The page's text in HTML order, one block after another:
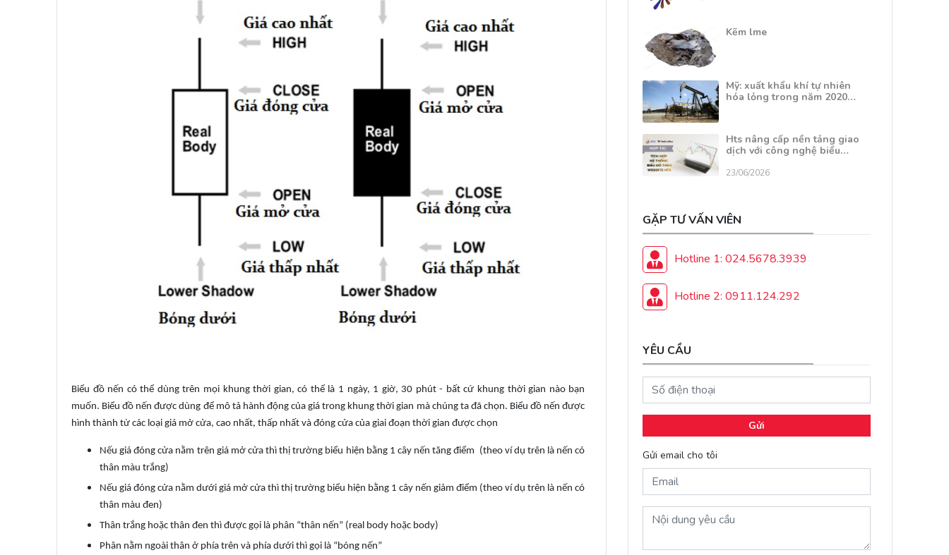
Biểu đồ nến có thể dùng trên mọi khung thời gian, có thể là 1 ngày, 1 giờ, 30 phút - bất cứ khung thời gian nào bạn
muốn. Biểu đồ nến được dùng để mô tả hành động của giá trong khung thời gian mà chúng ta đã chọn. Biểu đồ nến được
hình thành từ các loại giá mở cửa, cao nhất, thấp nhất và đóng cửa của giai đoạn thời gian được chọn
Nếu giá đóng cửa nằm trên giá mở cửa thì thị trường biểu hiện bằng 1 cây nến tăng điểm (theo ví dụ trên là nến có
thân màu trắng)
Nếu giá đóng cửa nằm dưới giá mở cửa thì thị trường biểu hiện bằng 1 cây nến giảm điểm (theo ví dụ trên là nến có
thân màu đen)
Thân trắng hoặc thân đen thì được gọi là phân “thân nến” (real body hoặc body)
Phân nằm ngoài thân ở phía trên và phía dưới thì gọi là “bóng nến”
Kẽm lme
Mỹ: xuất khẩu khí tự nhiên
hóa lỏng trong năm 2020…
Hts nâng cấp nền tảng giao
dịch với công nghệ biểu…
23/06/2026
GẶP TƯ VẤN VIÊN
Hotline 1: 024.5678.3939
Hotline 2: 0911.124.292
YÊU CẦU
Gửi
Gửi email cho tôi